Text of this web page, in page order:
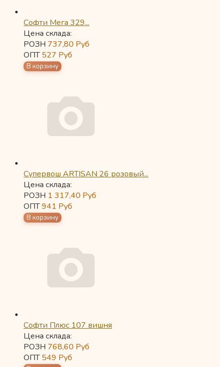
Софти Мега 329...
Цена склада:
РОЗН 737,80 Руб
ОПТ527 Руб
Супервош ARTISAN 26 розовый...
Цена склада:
РОЗН 1 317,40 Руб
ОПТ941 Руб
Софти Плюс 107 вишня
Цена склада:
РОЗН 768,60 Руб
ОПТ549 Руб